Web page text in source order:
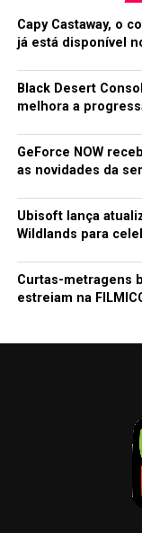
Capy Castaway, o
já está disponível
Black Desert
melhora a
GeForce NOW
as novidades da
Ubisoft lança
Wildlands para
Curtas-metragens
estreiam na